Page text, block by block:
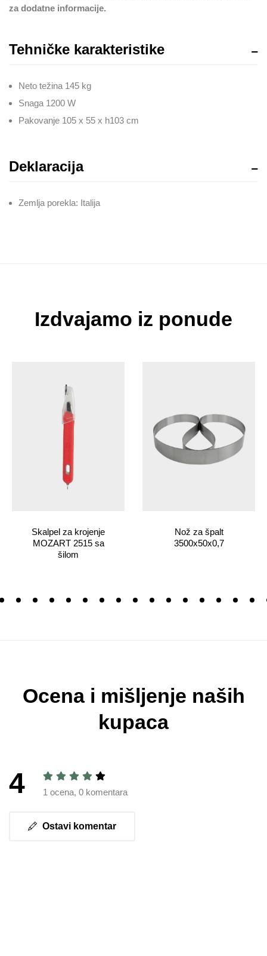
za dodatne informacije.
Tehničke karakteristike
Neto težina 145 kg
Snaga 1200 W
Pakovanje 105 x 55 x h103 cm
Deklaracija
Zemlja porekla: Italija
Izdvajamo iz ponude
Skalpel za krojenje
MOZART 2515 sa
šilom
Nož za špalt
3500x50x0,7
Ocena i mišljenje naših
kupaca
4 1 ocena, 0 komentara
Ostavi komentar